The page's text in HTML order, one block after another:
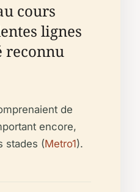
cours
lignes
reconnu
de
encore,
stades (Metro1).